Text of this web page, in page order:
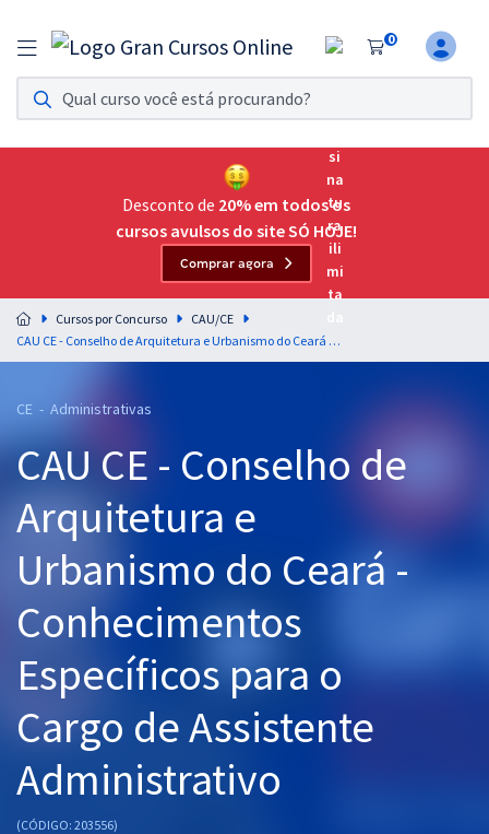
0
Assinatura Ilimitada 11
Acesso a todos os cursos. Teste grátis por 7 dias!
Assinatura OAB Até Passar
Acesso ilimitado a toda preparação para o Exame da
Residências Multiprofissionais
Preparação completa e intensiva para as principais
residências em saúde do Brasil
Cursos 20% OFF
Pós
Graduação
OAB
Questões grátis
Desconto de 20% em todos os
cursos avulsos do site SÓ HOJE!
Comprar agora
Cursos por Concurso
CAU/CE
CAU CE - Conselho de Arquitetura e Urbanismo do Ceará - Conhecimentos Específicos para o Cargo de Assistente Administrativo
CE - Administrativas
CAU CE - Conselho de
Arquitetura e
Urbanismo do Ceará -
Conhecimentos
Específicos para o
Cargo de Assistente
Administrativo
(CÓDIGO: 203556)